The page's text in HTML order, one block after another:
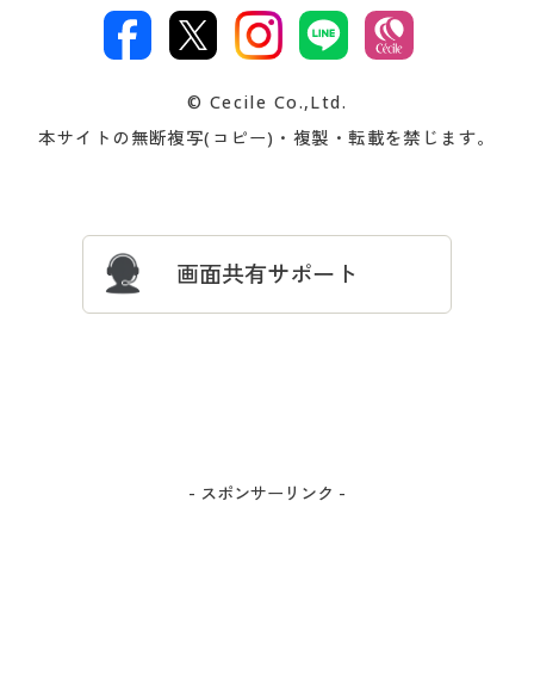
著作権・商標について 会社案内
プレゼント＆キャンペーン サイトマップ
交換・返品は お支払は
ついて
忘れの場合
© Cecile Co.,Ltd.
本サイトの無断複写(コピー)・複製・転載を禁じます。
画面共有サポート
- スポンサーリンク -